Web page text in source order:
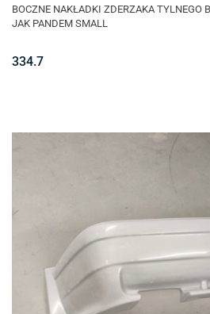
BOCZNE NAKŁADKI ZDERZAKA TYLNEGO
JAK PANDEM SMALL
334.7